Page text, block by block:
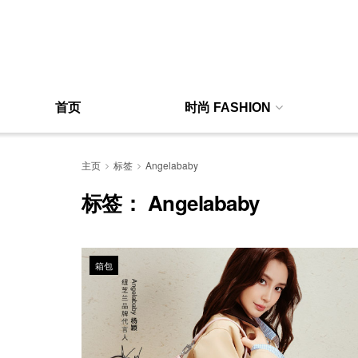
首页 时尚 FASHION
主页 标签 Angelababy
标签： Angelababy
箱包